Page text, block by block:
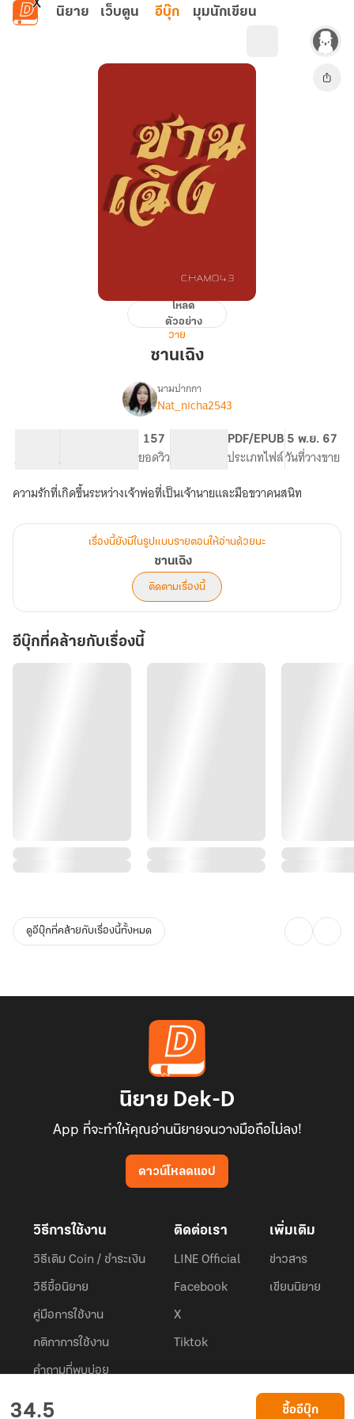
ข้ามไปยังเนื้อหาหลัก
นิยาย เว็บตูน อีบุ๊ก มุมนักเขียน
โหลด
ตัวอย่าง
วาย
ซานเฉิง
เรื่อง
นามปากกา
Nat_nicha2543
จำนวนคำ จำนวนหน้า (A5)
157
ยอดวิวระดับเนื้อหา
PDF/EPUB
ประเภทไฟล์
5 พ.ย. 67
วันที่วางขาย
34.5 ซื้ออีบุ๊ก
ความรักที่เกิดขึ้นระหว่างเจ้าพ่อที่เป็นเจ้านายและมือขวาคนสนิท
เรื่องนี้ยังมีในรูปแบบรายตอนให้อ่านด้วยนะ
ซานเฉิง
ติดตามเรื่องนี้
อีบุ๊กที่คล้ายกับเรื่องนี้
ดูอีบุ๊กที่คล้ายกับเรื่องนี้ทั้งหมด
นิยาย Dek-D
App ที่จะทำให้คุณอ่านนิยายจนวางมือถือไม่ลง!
ดาวน์โหลดแอป
วิธีการใช้งาน
วิธีเติม Coin / ชำระเงิน
วิธีซื้อนิยาย
คู่มือการใช้งาน
กติกาการใช้งาน
คำถามที่พบบ่อย
ติดต่อเรา
LINE Official
Facebook
X
Tiktok
เพิ่มเติม
ข่าวสาร
เขียนนิยาย
Dek-D.com ใช้คุกกี้เพื่อพัฒนาประสบการณ์ของ ผู้ใช้ให้ดียิ่งขึ้น
ยอมรับ